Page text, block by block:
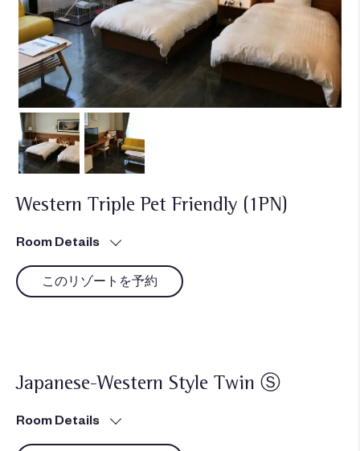
Western Triple Pet Friendly (1PN)
Room Details
このリゾートを予約
Japanese-Western Style Twin Ⓢ
Room Details